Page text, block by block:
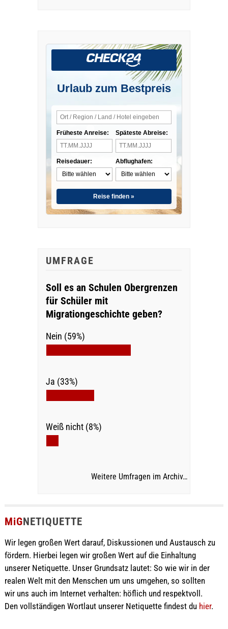
Urlaub zum Bestpreis
Früheste Anreise:
Reisedauer:
Späteste Abreise:
Abflughafen:
Reise finden »
UMFRAGE
Soll es an Schulen Obergrenzen
für Schüler mit
Migrationgeschichte geben?
Nein (59%)
Ja (33%)
Weiß nicht (8%)
Weitere Umfragen im Archiv…
MiGNETIQUETTE
Wir legen großen Wert darauf, Diskussionen und Austausch zu
fördern. Hierbei legen wir großen Wert auf die Einhaltung
unserer Netiquette. Unser Grundsatz lautet: So wie wir in der
realen Welt mit den Menschen um uns umgehen, so sollten
wir uns auch im Internet verhalten: höflich und respektvoll.
Den vollständigen Wortlaut unserer Netiquette findest du hier.